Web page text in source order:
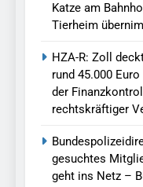
Katze am
Tierheim
HZA-R: Zoll
rund 45.000
der
rechtskräftiger
gesuchtes
geht ins Netz –